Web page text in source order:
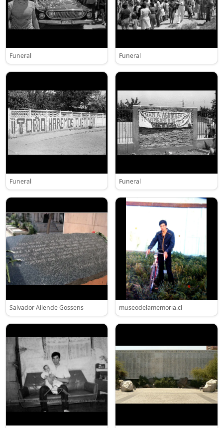
Funeral Funeral
Funeral Funeral
Salvador Allende Gossens museodelamemoria.cl